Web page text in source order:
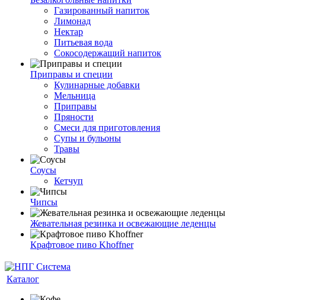
Газированный напиток
Лимонад
Нектар
Питьевая вода
Сокосодержащий напиток
Приправы и специи
Кулинарные добавки
Мельница
Приправы
Пряности
Смеси для приготовления
Супы и бульоны
Травы
Соусы
Кетчуп
Чипсы
Жевательная резинка и освежающие леденцы
Крафтовое пиво Khoffner
Каталог